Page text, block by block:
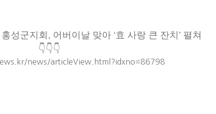
성군지회, 어버이날 맞아 ‘효 사랑 큰 잔치’ 펼쳐
👇👇👇
news/articleView.html?idxno=86798